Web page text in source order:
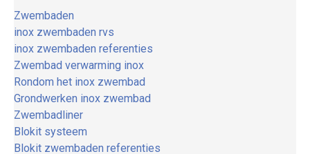
Zwembaden
inox zwembaden rvs
inox zwembaden referenties
Zwembad verwarming inox
Rondom het inox zwembad
Grondwerken inox zwembad
Zwembadliner
Blokit systeem
Blokit zwembaden referenties